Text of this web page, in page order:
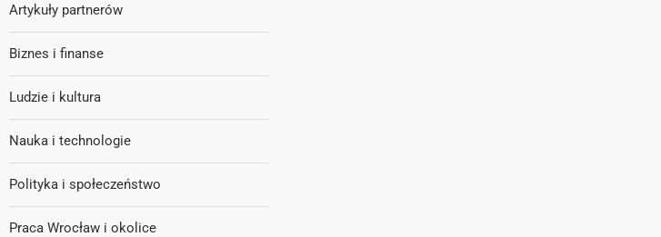
Artykuły partnerów
Biznes i finanse
Ludzie i kultura
Nauka i technologie
Polityka i społeczeństwo
Praca Wrocław i okolice